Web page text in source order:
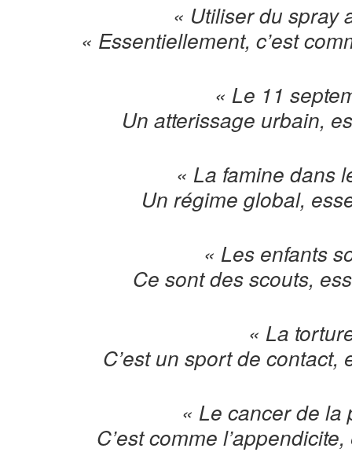
« Utiliser du spray
« Essentiellement, c’est
« Le 11
Un atterissage urbain,
« La famine dans
Un régime global,
« Les enfants
Ce sont des scouts,
« La
C’est un sport de contact,
« Le cancer de la
C’est comme